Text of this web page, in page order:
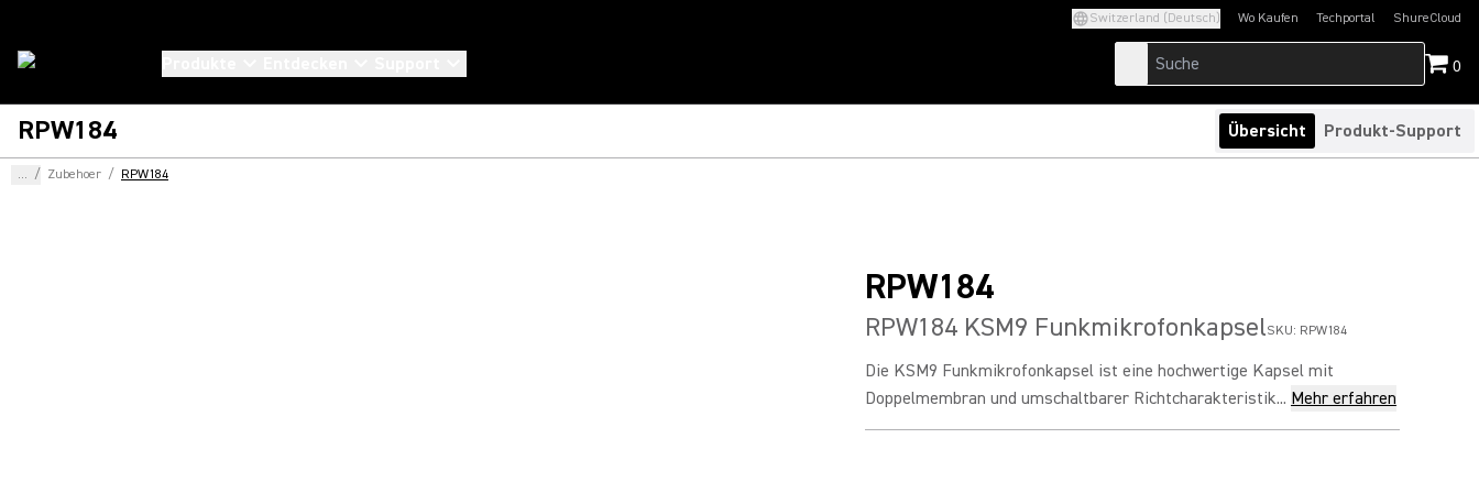
Switzerland (Deutsch) Wo Kaufen Techportal
(Opens in a new tab)ShureCloud
(Opens in a new
0
RPW184 Übersicht Produkt-Support
... / Zubehoer / RPW184
RPW184
RPW184 KSM9 FunkmikrofonkapselSKU: RPW184
Die KSM9 Funkmikrofonkapsel ist eine hochwertige Kapsel mit
Doppelmembran und umschaltbarer Richtcharakteristik... Mehr erfahren